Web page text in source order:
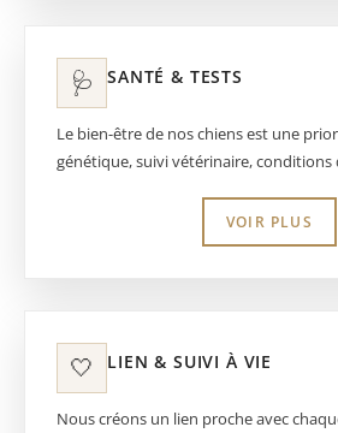
race. l’expression, la construction et
travail s’inscrit dans la durée,
dont nous dévelepons ensuite à
🩺 SANTÉ & TESTS
Le bien-être de nos chiens est une
génétique, suivi vétérinaire, conditions
rejoint sa famille avec un carnet de
attestation de bonne santé et le
VOIR PLUS
🤍 LIEN & SUIVI À VIE
Nous créons un lien proche avec